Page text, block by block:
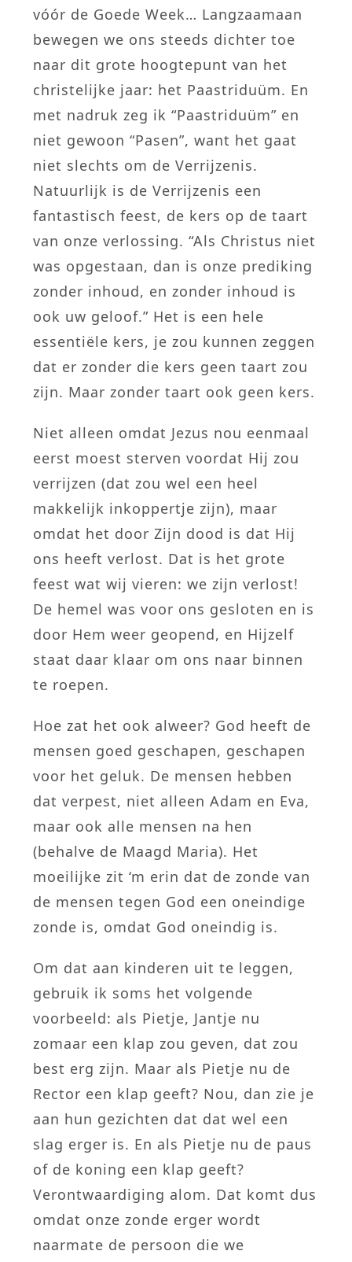
vóór de Goede Week… Langzaamaan
bewegen we ons steeds dichter toe
naar dit grote hoogtepunt van het
christelijke jaar: het Paastriduüm. En
met nadruk zeg ik “Paastriduüm” en
niet gewoon “Pasen”, want het gaat
niet slechts om de Verrijzenis.
Natuurlijk is de Verrijzenis een
fantastisch feest, de kers op de taart
van onze verlossing. “Als Christus niet
was opgestaan, dan is onze prediking
zonder inhoud, en zonder inhoud is
ook uw geloof.” Het is een hele
essentiële kers, je zou kunnen zeggen
dat er zonder die kers geen taart zou
zijn. Maar zonder taart ook geen kers.
Niet alleen omdat Jezus nou eenmaal
eerst moest sterven voordat Hij zou
verrijzen (dat zou wel een heel
makkelijk inkoppertje zijn), maar
omdat het door Zijn dood is dat Hij
ons heeft verlost. Dat is het grote
feest wat wij vieren: we zijn verlost!
De hemel was voor ons gesloten en is
door Hem weer geopend, en Hijzelf
staat daar klaar om ons naar binnen
te roepen.
Hoe zat het ook alweer? God heeft de
mensen goed geschapen, geschapen
voor het geluk. De mensen hebben
dat verpest, niet alleen Adam en Eva,
maar ook alle mensen na hen
(behalve de Maagd Maria). Het
moeilijke zit ‘m erin dat de zonde van
de mensen tegen God een oneindige
zonde is, omdat God oneindig is.
Om dat aan kinderen uit te leggen,
gebruik ik soms het volgende
voorbeeld: als Pietje, Jantje nu
zomaar een klap zou geven, dat zou
best erg zijn. Maar als Pietje nu de
Rector een klap geeft? Nou, dan zie je
aan hun gezichten dat dat wel een
slag erger is. En als Pietje nu de paus
of de koning een klap geeft?
Verontwaardiging alom. Dat komt dus
omdat onze zonde erger wordt
naarmate de persoon die we